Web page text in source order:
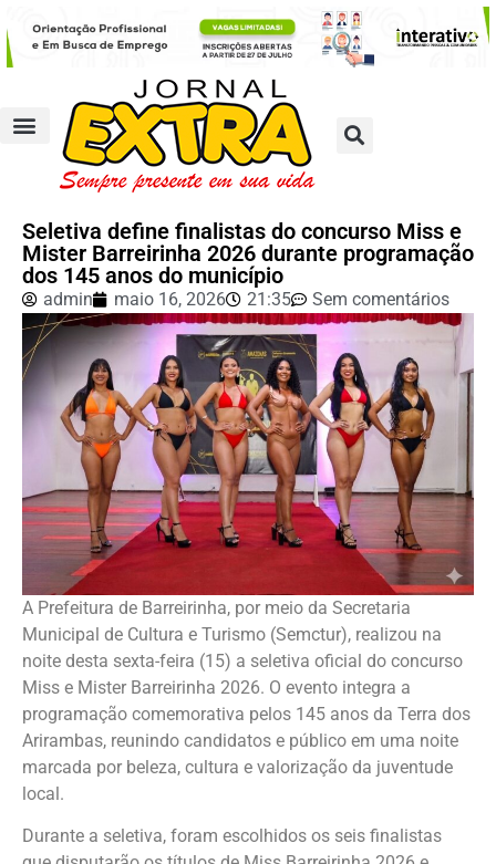
Seletiva define finalistas do concurso Miss e
Mister Barreirinha 2026 durante programação
dos 145 anos do município
admin maio 16, 2026 21:35 Sem comentários
A Prefeitura de Barreirinha, por meio da Secretaria
Municipal de Cultura e Turismo (Semctur), realizou na
noite desta sexta-feira (15) a seletiva oficial do concurso
Miss e Mister Barreirinha 2026. O evento integra a
programação comemorativa pelos 145 anos da Terra dos
Arirambas, reunindo candidatos e público em uma noite
marcada por beleza, cultura e valorização da juventude
local.
Durante a seletiva, foram escolhidos os seis finalistas